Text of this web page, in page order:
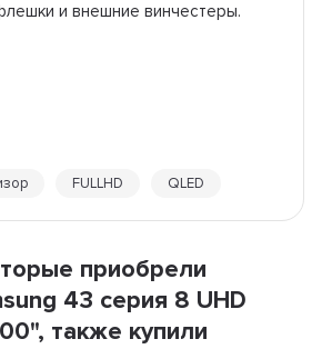
и внешние винчестеры.
FULLHD QLED
приобрели
43 серия 8 UHD
также купили